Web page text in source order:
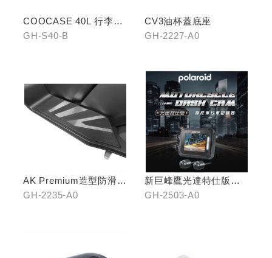
COOCASE 40L 行李箱(
黑)
GH-S40-B
CV3油杯蓋底座
GH-2227-A0
AK Premium造型防滑踏
板(中踏)
GH-2235-A0
新巨峰鷹光達特仕版行
車紀錄器
GH-2503-A0